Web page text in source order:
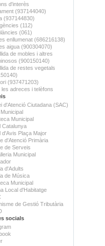
d'interès
(937144040)
(937144830)
(112)
(061)
enllumenat (686216138)
aigua (900304070)
de mobles i altres
(900150140)
de restes vegetals
(937471203)
les adreces i telèfons
d'Atenció Ciutadana (SAC)
Municipal
Catalunya
d'Avis Plaça Major
d'Atenció Primària
de Serveis
Municipal
d'Adults
de Música
Municipal
Local d'Habitatge
de Gestió Tributària
socials